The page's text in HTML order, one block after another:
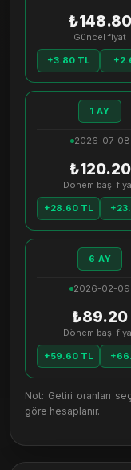
₺148.80
Güncel fiyat
+3.80 TL
1 AY
2026-07-08
₺120.20
Dönem başı
+28.60 TL
6 AY
2026-02-09
₺89.20
Dönem başı
+59.60 TL
Not: Getiri oranları
göre hesaplanır.